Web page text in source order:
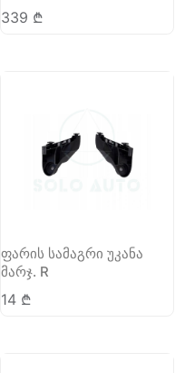
339 ₾
ფარის სამაგრი უკანა
მარჯ. R
14 ₾